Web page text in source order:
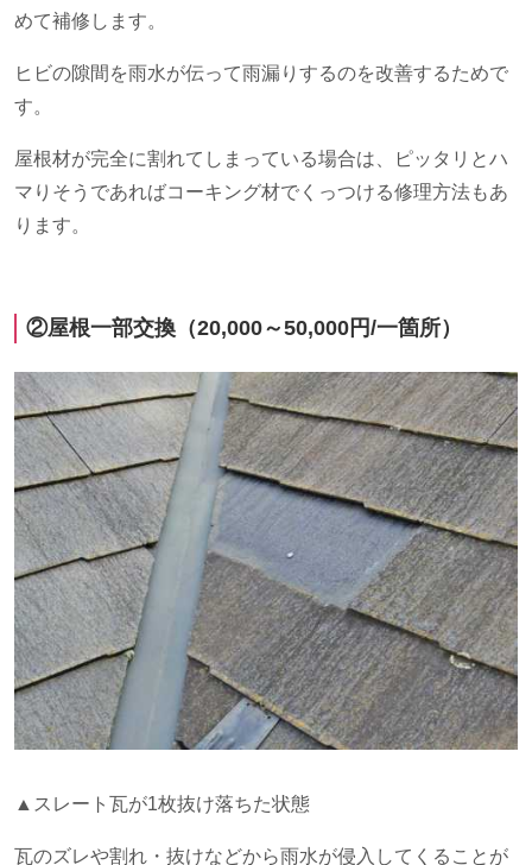
めて補修します。
ヒビの隙間を雨水が伝って雨漏りするのを改善するためで
す。
屋根材が完全に割れてしまっている場合は、ピッタリとハ
マりそうであればコーキング材でくっつける修理方法もあ
ります。
②屋根一部交換（20,000～50,000 円/一箇所）
▲スレート瓦が1枚抜け落ちた状態
瓦のズレや割れ・抜けなどから雨水が侵入してくることが